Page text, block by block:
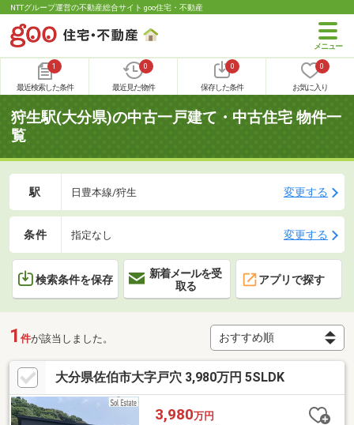
NTTグループ運営の不動産総合サイト goo住宅・不動産
1
最近検索した条件
0
最近見た物件
0
保存した条件
0
お気に入り
狩生駅(大分県)の中古一戸建て・中古住宅 物件一
覧
駅 日豊本線/狩生 変更する
条件 指定なし 変更する
検索条件を保存
新着メールを受
取る
アプリで探す
1 件が該当しました。
大分県佐伯市大字戸穴 3,980万円 5SLDK
3,980万円